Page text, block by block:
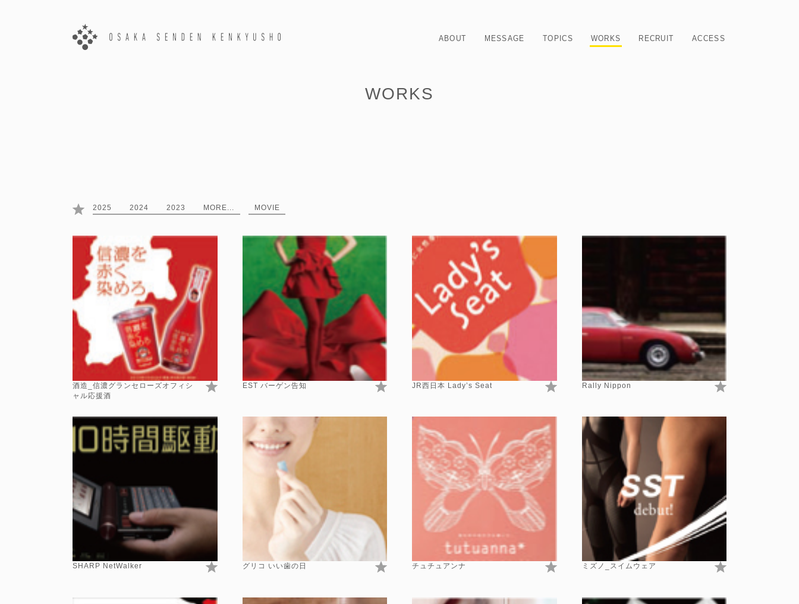
ABOUT MESSAGE TOPICS WORKS RECRUIT ACCESS
WORKS
2025 2024 2023 MORE... MOVIE
酒造_信濃グランセローズオフィシ
ャル応援酒
EST バーゲン告知 JR西日本 Lady’s Seat Rally Nippon
SHARP NetWalker グリコ いい歯の日 チュチュアンナ ミズノ_スイムウェア